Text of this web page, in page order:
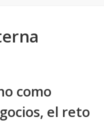
como
el reto